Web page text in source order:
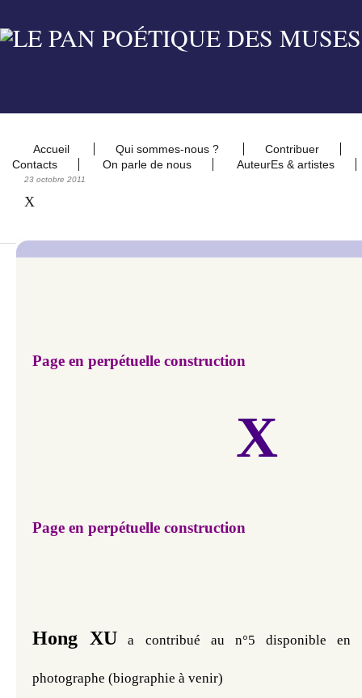
Accueil Qui sommes-nous ?
Contribuer
Contacts
On parle de nous AuteurEs & artistes
23 octobre 2011
X
Page en perpétuelle construction
X
Page en perpétuelle construction
Hong XU a contribué au n°5 disponible en
photographe (biographie à venir)